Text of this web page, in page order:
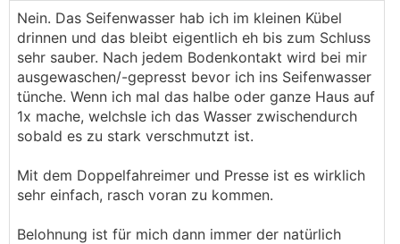
Nein. Das Seifenwasser hab ich im kleinen Kübel
drinnen und das bleibt eigentlich eh bis zum Schluss
sehr sauber. Nach jedem Bodenkontakt wird bei mir
ausgewaschen/-gepresst bevor ich ins Seifenwasser
tünche. Wenn ich mal das halbe oder ganze Haus auf
1x mache, welchsle ich das Wasser zwischendurch
sobald es zu stark verschmutzt ist.
Mit dem Doppelfahreimer und Presse ist es wirklich
sehr einfach, rasch voran zu kommen.
Belohnung ist für mich dann immer der natürlich